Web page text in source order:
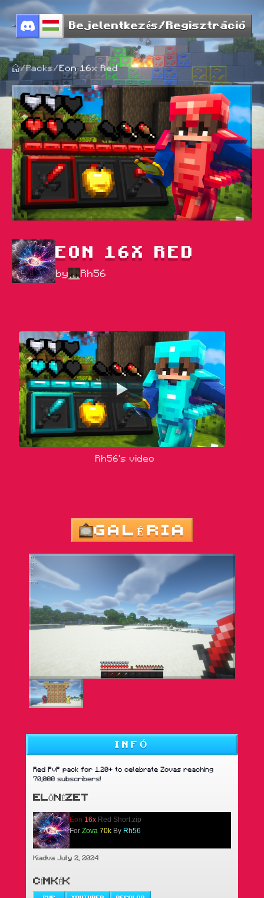
Bejelentkezés/Regisztráció
/Packs/Eon 16x Red
EON 16X RED
by Rh56
GALÉRIA
INFÓ
Red PvP pack for 1.20+ to celebrate Zovas reaching
70,000 subscribers!
ELŐNÉZET
Eon 16x Red Short.zip
For Zova 70k By Rh56
Kiadva July 2, 2024
CÍMKÉK